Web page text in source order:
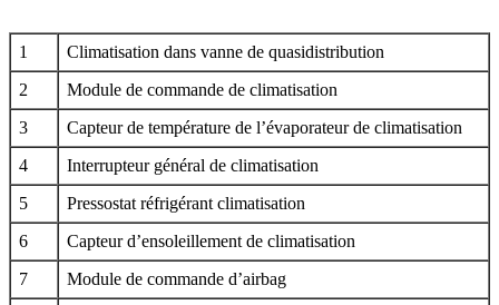
1
Climatisation dans vanne de quasidistribution
2
Module de commande de climatisation
3
Capteur de température de l’évaporateur de climatisation
4
Interrupteur général de climatisation
5
Pressostat réfrigérant climatisation
6
Capteur d’ensoleillement de climatisation
7
Module de commande d’airbag